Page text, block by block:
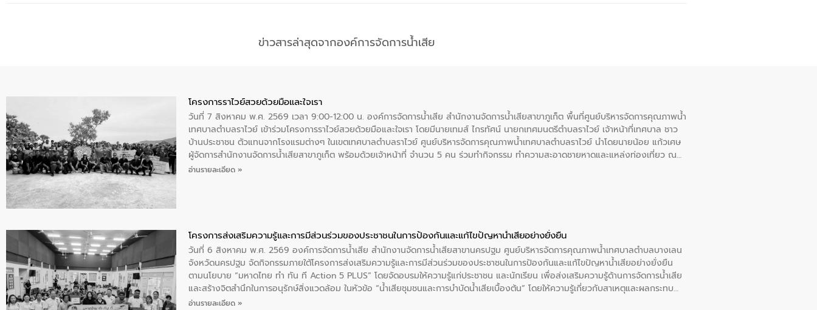
ข่าวสารล่าสุดจากองค์การจัดการน้ำเสีย
โครงการราไวย์สวยด้วยมือและใจเรา
วันที่ 7 สิงหาคม พ.ศ. 2569 เวลา 9:00-12:00 น. องค์การจัดการน้ำเสีย สำนักงานจัดการน้ำเสียสาขาภูเก็ต พื้นที่ศูนย์บริหารจัดการคุณภาพน้ำ
เทศบาลตำบลราไวย์ เข้าร่วมโครงการราไวย์สวยด้วยมือและใจเรา โดยมีนายเทมส์ ไกรทัศน์ นายกเทศมนตรีตำบลราไวย์ เจ้าหน้าที่เทศบาล ชาว
บ้านประชาชน ตัวแทนจากโรงแรมต่างๆ ในเขตเทศบาลตำบลราไวย์ ศูนย์บริหารจัดการคุณภาพน้ำเทศบาลตำบลราไวย์ นำโดยนายน้อย แก้วเศษ
ผู้จัดการสำนักงานจัดการน้ำเสียสาขาภูเก็ต พร้อมด้วยเจ้าหน้าที่ จำนวน 5 คน ร่วมทำกิจกรรม ทำความสะอาดชายหาดและแหล่งท่องเที่ยว ณ
บริเวณแหลมพรหมเทพ หมู่ที่ 6 ตำบลราไวย์ อำเภอเมือง จังหวัดภูเก็ต
อ่านรายละเอียด »
โครงการส่งเสริมความรู้และการมีส่วนร่วมของประชาชนในการป้องกันและแก้ไขปัญหาน้ำเสียอย่างยั่งยืน
วันที่ 6 สิงหาคม พ.ศ. 2569 องค์การจัดการน้ำเสีย สำนักงานจัดการน้ำเสียสาขานครปฐม ศูนย์บริหารจัดการคุณภาพน้ำเทศบาลตำบลบางเลน
จังหวัดนครปฐม จัดกิจกรรมภายใต้โครงการส่งเสริมความรู้และการมีส่วนร่วมของประชาชนในการป้องกันและแก้ไขปัญหาน้ำเสียอย่างยั่งยืน
ตามนโยบาย “มหาดไทย ทำ ทัน ที Action 5 PLUS” โดยจัดอบรมให้ความรู้แก่ประชาชน และนักเรียน เพื่อส่งเสริมความรู้ด้านการจัดการน้ำเสีย
และสร้างจิตสำนึกในการอนุรักษ์สิ่งแวดล้อม ในหัวข้อ “น้ำเสียชุมชนและการบำบัดน้ำเสียเบื้องต้น” โดยให้ความรู้เกี่ยวกับสาเหตุและผลกระทบ
ของน้ำเสีย แนวทางการลดการเกิดน้ำเสียจากแหล่งกำเนิด การบำบัดน้ำเสียเบื้องต้นในครัวเรือน ณ เทศบาลตำบลบางเลน จังหวัดนครปฐม
อ่านรายละเอียด »